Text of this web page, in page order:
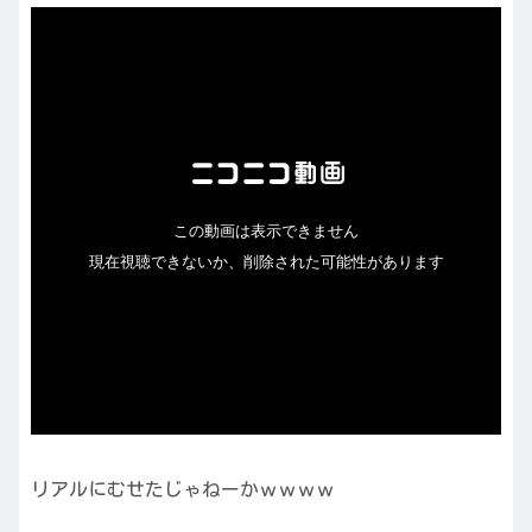
リアルにむせたじゃねーかｗｗｗｗ